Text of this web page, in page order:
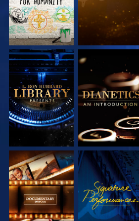
VERKEN DE SERIE VERKEN DE SERIE
VERKEN DE SERIE KIJK